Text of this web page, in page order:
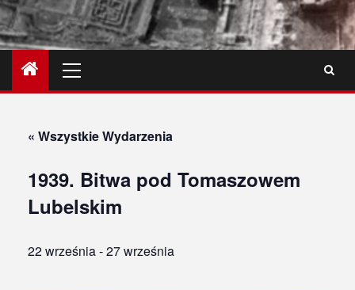
główne
« Wszystkie Wydarzenia
1939. Bitwa pod Tomaszowem
Lubelskim
22 września-27 września